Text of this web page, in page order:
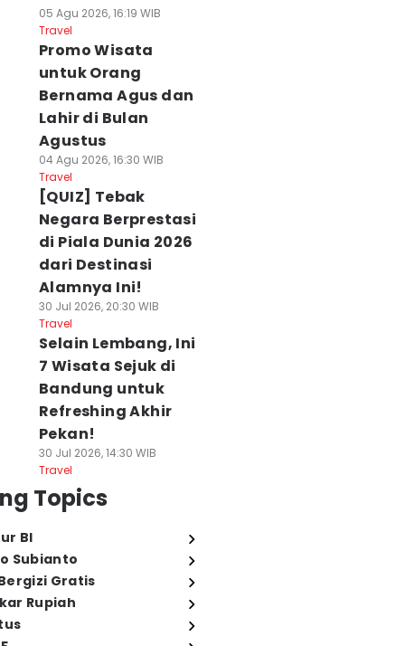
05 Agu 2026, 16:19 WIB
Travel
Promo Wisata
untuk Orang
Bernama Agus dan
Lahir di Bulan
Agustus
04 Agu 2026, 16:30 WIB
Travel
[QUIZ] Tebak
Negara Berprestasi
di Piala Dunia 2026
dari Destinasi
Alamnya Ini!
30 Jul 2026, 20:30 WIB
Travel
Selain Lembang, Ini
7 Wisata Sejuk di
Bandung untuk
Refreshing Akhir
Pekan!
30 Jul 2026, 14:30 WIB
Travel
Topics
BI
Subianto
Gratis
Rupiah